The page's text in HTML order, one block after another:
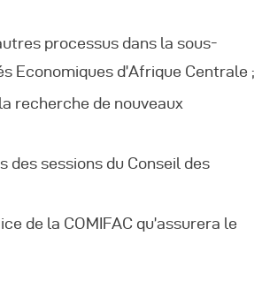
processus dans la sous-
Economiques d’Afrique Centrale ;
recherche de nouveaux
des sessions du Conseil des
de la COMIFAC qu’assurera le